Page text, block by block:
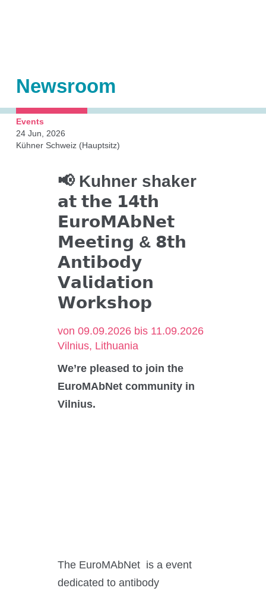
Zubehör
Anwendungstechnologien
Direktantrieb
Temperaturregelung
Feuchteregelung
O₂-Regelung
Software
Schnittstellen
Scale-up
Anwendungsgebiete
Newsroom
Events
24 Jun, 2026
Kühner Schweiz (Hauptsitz)
📢 Kuhner shaker
𝗮𝘁 𝘁𝗵𝗲 𝟭𝟰𝘁𝗵
𝗘𝘂𝗿𝗼𝗠𝗔𝗯𝗡𝗲𝘁
𝗠𝗲𝗲𝘁𝗶𝗻𝗴 & 𝟴𝘁𝗵
𝗔𝗻𝘁𝗶𝗯𝗼𝗱𝘆
𝗩𝗮𝗹𝗶𝗱𝗮𝘁𝗶𝗼𝗻
𝗪𝗼𝗿𝗸𝘀𝗵𝗼𝗽
von 09.09.2026 bis 11.09.2026
Vilnius, Lithuania
We’re pleased to join the
EuroMAbNet community in
Vilnius.
The EuroMAbNet is a event
dedicated to antibody